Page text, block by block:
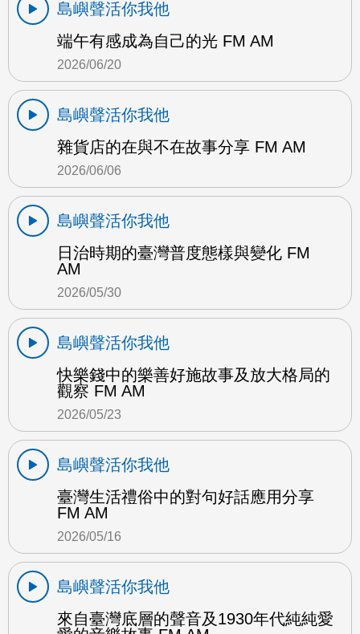
島嶼聲活你我他
端午有感成為自己的光 FM AM
2026/06/20
島嶼聲活你我他
雜貨店的在與不在故事分享 FM AM
2026/06/06
島嶼聲活你我他
日治時期的臺灣普度態樣與變化 FM
AM
2026/05/30
島嶼聲活你我他
快樂錢中的樂善好施故事及放大格局的
觀察 FM AM
2026/05/23
島嶼聲活你我他
臺灣生活禮俗中的對句好話應用分享
FM AM
2026/05/16
島嶼聲活你我他
來自臺灣底層的聲音及1930年代純純愛